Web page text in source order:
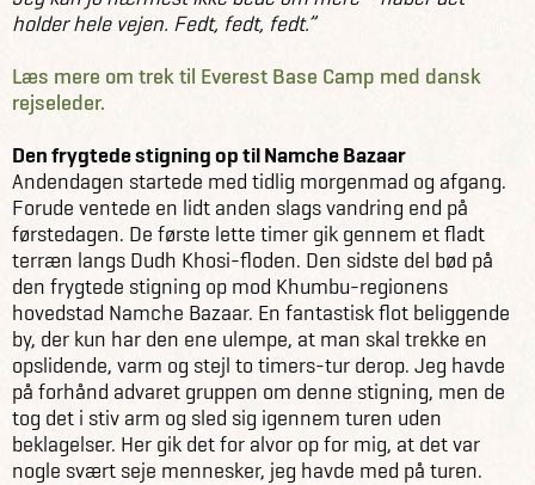
holder hele vejen. Fedt, fedt, fedt.”
Læs mere om trek til Everest Base Camp med dansk
rejseleder.
Den frygtede stigning op til Namche Bazaar
Andendagen startede med tidlig morgenmad og afgang.
Forude ventede en lidt anden slags vandring end på
førstedagen. De første lette timer gik gennem et fladt
terræn langs Dudh Khosi-floden. Den sidste del bød på
den frygtede stigning op mod Khumbu-regionens
hovedstad Namche Bazaar. En fantastisk flot beliggende
by, der kun har den ene ulempe, at man skal trekke en
opslidende, varm og stejl to timers-tur derop. Jeg havde
på forhånd advaret gruppen om denne stigning, men de
tog det i stiv arm og sled sig igennem turen uden
beklagelser. Her gik det for alvor op for mig, at det var
nogle svært seje mennesker, jeg havde med på turen.